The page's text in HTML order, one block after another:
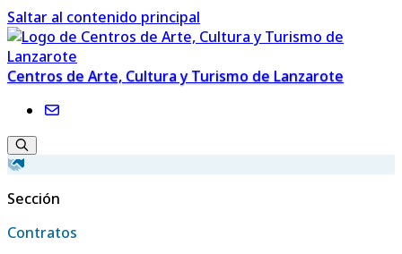
Saltar al contenido principal
Centros de Arte, Cultura y Turismo de Lanzarote
Sección
Contratos